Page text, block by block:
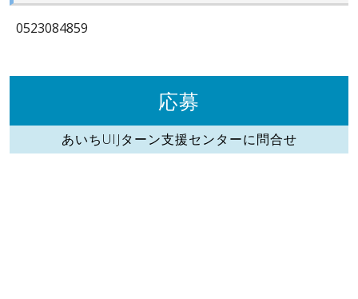
0523084859
応募
あいちUIJターン支援センターに問合せ